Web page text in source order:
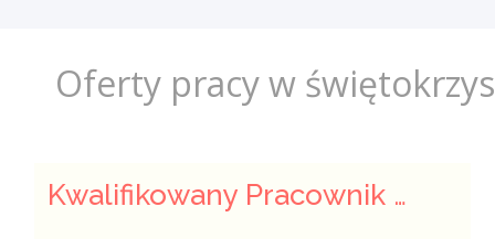
Oferty pracy w
Kwalifikowany Pracownik / Kwalifikowana Pracowniczka Ochrony